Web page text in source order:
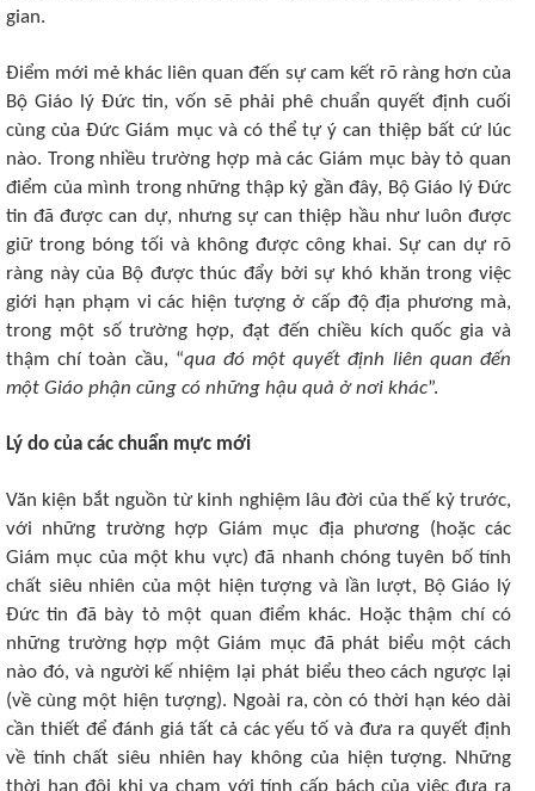
gian.
Điểm mới mẻ khác liên quan đến sự cam kết rõ ràng hơn của
Bộ Giáo lý Đức tin, vốn sẽ phải phê chuẩn quyết định cuối
cùng của Đức Giám mục và có thể tự ý can thiệp bất cứ lúc
nào. Trong nhiều trường hợp mà các Giám mục bày tỏ quan
điểm của mình trong những thập kỷ gần đây, Bộ Giáo lý Đức
tin đã được can dự, nhưng sự can thiệp hầu như luôn được
giữ trong bóng tối và không được công khai. Sự can dự rõ
ràng này của Bộ được thúc đẩy bởi sự khó khăn trong việc
giới hạn phạm vi các hiện tượng ở cấp độ địa phương mà,
trong một số trường hợp, đạt đến chiều kích quốc gia và
thậm chí toàn cầu, “qua đó một quyết định liên quan đến
một Giáo phận cũng có những hậu quả ở nơi khác”.
Lý do của các chuẩn mực mới
Văn kiện bắt nguồn từ kinh nghiệm lâu đời của thế kỷ trước,
với những trường hợp Giám mục địa phương (hoặc các
Giám mục của một khu vực) đã nhanh chóng tuyên bố tính
chất siêu nhiên của một hiện tượng và lần lượt, Bộ Giáo lý
Đức tin đã bày tỏ một quan điểm khác. Hoặc thậm chí có
những trường hợp một Giám mục đã phát biểu một cách
nào đó, và người kế nhiệm lại phát biểu theo cách ngược lại
(về cùng một hiện tượng). Ngoài ra, còn có thời hạn kéo dài
cần thiết để đánh giá tất cả các yếu tố và đưa ra quyết định
về tính chất siêu nhiên hay không của hiện tượng. Những
thời hạn đôi khi va chạm với tính cấp bách của việc đưa ra